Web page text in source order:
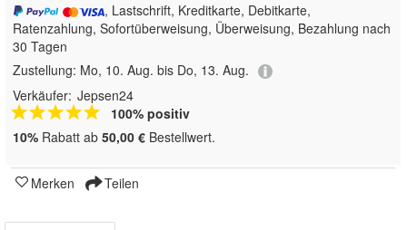
, Lastschrift, Kreditkarte, Debitkarte,
Ratenzahlung, Sofortüberweisung, Überweisung, Bezahlung nach
30 Tagen
Zustellung: Mo, 10. Aug. bis Do, 13. Aug.
Verkäufer: Jepsen24
100% positiv
10% Rabatt ab 50,00 € Bestellwert.
Merken Teilen